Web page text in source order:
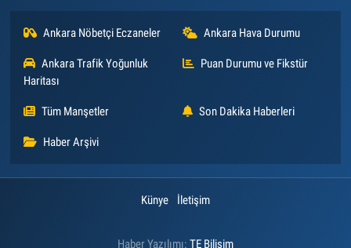
Ankara Nöbetçi Eczaneler Ankara Hava Durumu
Ankara Trafik Yoğunluk
Haritası
Puan Durumu ve Fikstür
Tüm Manşetler Son Dakika Haberleri
Haber Arşivi
Künye İletişim
Haber Yazılımı: TE Bilişim